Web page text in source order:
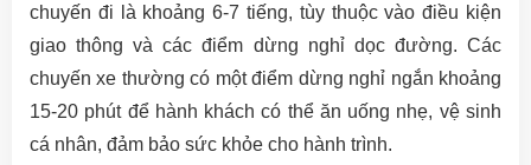
chuyến đi là khoảng 6-7 tiếng, tùy thuộc vào điều kiện
giao thông và các điểm dừng nghỉ dọc đường. Các
chuyến xe thường có một điểm dừng nghỉ ngắn khoảng
15-20 phút để hành khách có thể ăn uống nhẹ, vệ sinh
cá nhân, đảm bảo sức khỏe cho hành trình.